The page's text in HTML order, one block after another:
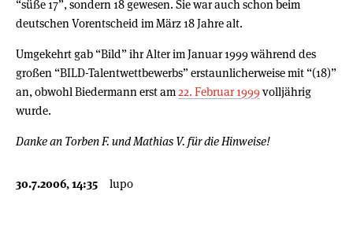
“süße 17”, sondern 18 gewesen. Sie war auch schon beim
deutschen Vorentscheid im März 18 Jahre alt.
Umgekehrt gab “Bild” ihr Alter im Januar 1999 während des
großen “BILD-Talentwettbewerbs” erstaunlicherweise mit “(18)”
an, obwohl Biedermann erst am22. Februar 1999volljährig
wurde.
Danke an Torben F. und Mathias V. für die Hinweise!
30.7.2006, 14:35 lupo